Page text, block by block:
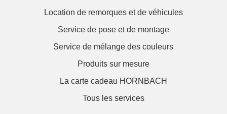
Location de remorques et de véhicules
Service de pose et de montage
Service de mélange des couleurs
Produits sur mesure
La carte cadeau HORNBACH
Tous les services